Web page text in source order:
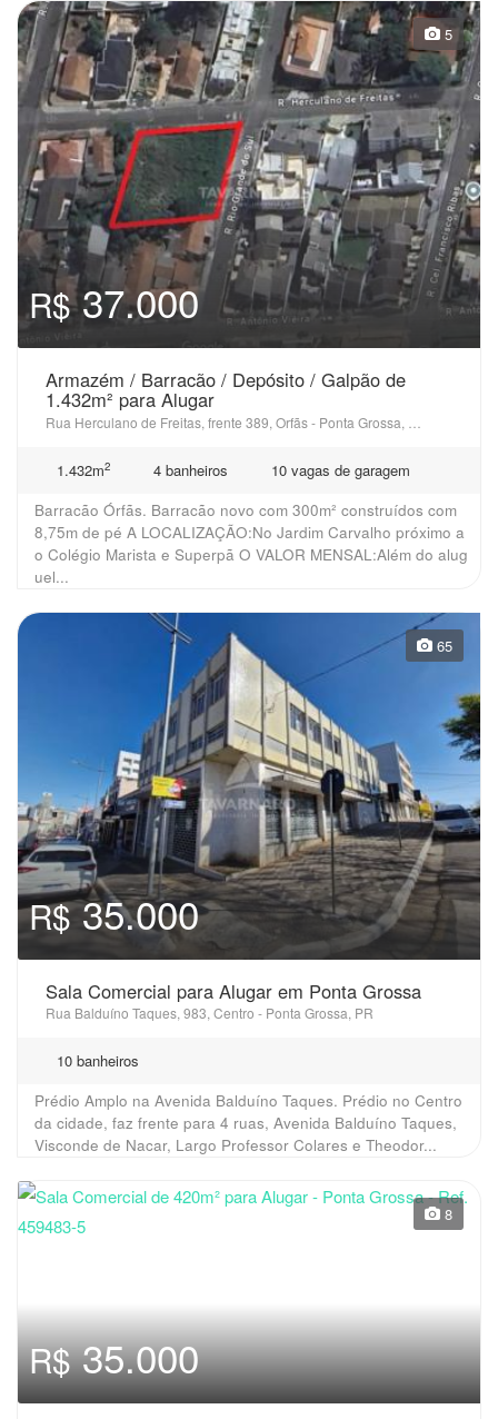
5
R$37.000
Armazém / Barracão / Depósito / Galpão de
1.432m² para Alugar
1.432m2 4 banheiros
10 vagas de garagem
Barracão Órfãs. Barracão novo com 300m² construídos com
8,75m de pé A LOCALIZAÇÃO:No Jardim Carvalho próximo a
o Colégio Marista e Superpã O VALOR MENSAL:Além do alug
uel...
65
R$35.000
Sala Comercial para Alugar em Ponta Grossa
Rua Balduíno Taques, 983, Centro - Ponta Grossa, PR
10 banheiros
Prédio Amplo na Avenida Balduíno Taques. Prédio no Centro
da cidade, faz frente para 4 ruas, Avenida Balduíno Taques,
Visconde de Nacar, Largo Professor Colares e Theodor...
8
R$35.000